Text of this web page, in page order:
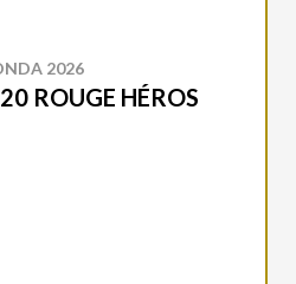
2026
ROUGE HÉROS